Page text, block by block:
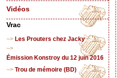
Vidéos
Vrac
Les Prouters chez Jacky
Émission Konstroy du 12 juin 2016
Trou de mémoire (BD)